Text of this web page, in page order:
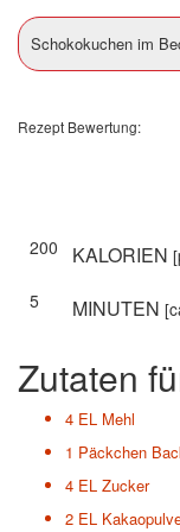
Schokokuchen im
Rezept Bewertung:
200 KALORIEN
5
MINUTEN
Zutaten
4 EL Mehl
1 Päckchen
4 EL Zucker
2 EL